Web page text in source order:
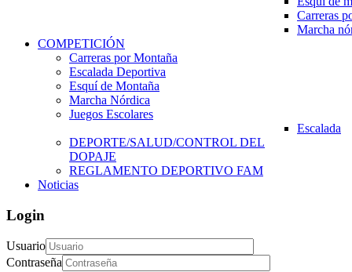
Carreras
Marcha
COMPETICIÓN
Carreras por Montaña
Escalada Deportiva
Esquí de Montaña
Marcha Nórdica
Juegos Escolares
Escalada
DEPORTE/SALUD/CONTROL DEL
DOPAJE
REGLAMENTO DEPORTIVO FAM
Noticias
Login
Usuario
Contraseña